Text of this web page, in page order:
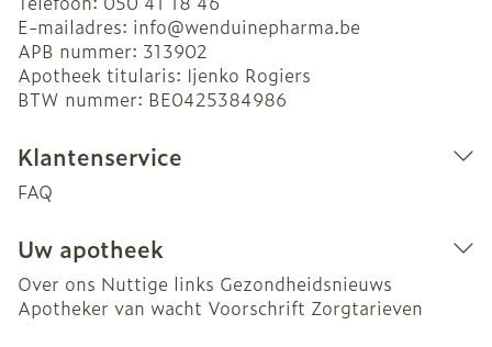
E-mailadres: info@wenduinepharma.be
APB nummer: 313902
Apotheek titularis: Ijenko Rogiers
BTW nummer: BE0425384986
Klantenservice
FAQ
Uw apotheek
Over ons Nuttige links Gezondheidsnieuws
Apotheker van wacht Voorschrift Zorgtarieven